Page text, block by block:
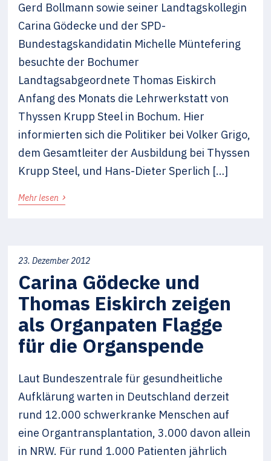
Gerd Bollmann sowie seiner Landtagskollegin
Carina Gödecke und der SPD-
Bundestagskandidatin Michelle Müntefering
besuchte der Bochumer
Landtagsabgeordnete Thomas Eiskirch
Anfang des Monats die Lehrwerkstatt von
Thyssen Krupp Steel in Bochum. Hier
informierten sich die Politiker bei Volker Grigo,
dem Gesamtleiter der Ausbildung bei Thyssen
Krupp Steel, und Hans-Dieter Sperlich […]
Mehr lesen ›
23. Dezember 2012
Carina Gödecke und
Thomas Eiskirch zeigen
als Organpaten Flagge
für die Organspende
Laut Bundeszentrale für gesundheitliche
Aufklärung warten in Deutschland derzeit
rund 12.000 schwerkranke Menschen auf
eine Organtransplantation, 3.000 davon allein
in NRW. Für rund 1.000 Patienten jährlich